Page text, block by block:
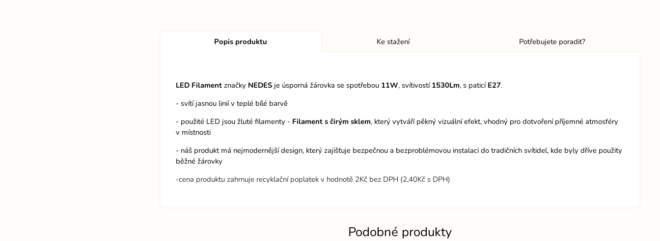
Popis produktu Ke stažení Potřebujete poradit?
LED Filamentznačky NEDESje úsporná žárovka se spotřebou 11W, svítivostí 1530Lm, s paticí E27.
- svítí jasnou linií v teplé bílé barvě
- použité LED jsou žluté filamenty - Filament s čirým sklem, který vytváří pěkný vizuální efekt, vhodný pro dotvoření příjemné atmosféry
v místnosti
- náš produkt má nejmodernější design, který zajišťuje bezpečnou a bezproblémovou instalaci do tradičních svítidel, kde byly dříve použity
běžné žárovky
-cena produktu zahrnuje recyklační poplatek v hodnotě 2Kč bez DPH (2,40Kč s DPH)
Podobné produkty